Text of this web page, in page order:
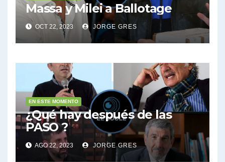
Massa y Milei a Ballotage
OCT 22, 2023 JORGE GRES
EN ESTE MOMENTO
¿Qué hay después de las
PASO ?
AGO 22, 2023 JORGE GRES